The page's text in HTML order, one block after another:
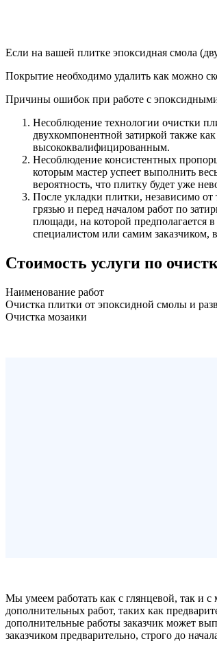
Если на вашей плитке эпоксидная смола
Покрытие необходимо удалить как можно
Причины ошибок при работе с
Несоблюдение технологии очистки
двухкомпонентной затиркой также
высококвалифицированным.
Несоблюдение консистентных
которым мастер успеет выполнить
вероятность, что плитку будет уже
После укладки плитки, независимо
грязью и перед началом работ по
площади, на которой предполагается
специалистом или самим заказчиком,
Стоимость услуги по
Наименование работ
Очистка плитки от эпоксидной смолы и
Очистка мозаики
Мы умеем работать как с глянцевой, так и с
дополнительных работ, таких как
дополнительные работы заказчик может
заказчиком предварительно, строго до